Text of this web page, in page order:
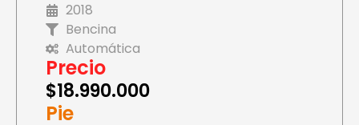
2018
Bencina
Automática
Precio
$18.990.000
Pie